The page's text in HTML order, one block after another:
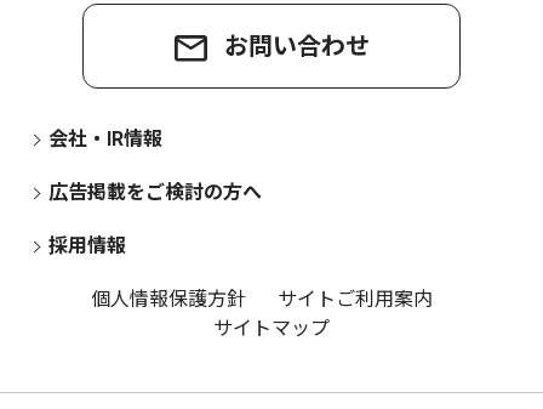
お問い合わせ
会社・IR情報
広告掲載をご検討の方へ
採用情報
個人情報保護方針
サイトご利用案内
サイトマップ